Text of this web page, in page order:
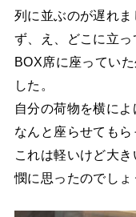
列に並ぶのが遅れ
ず、え、どこに立
BOX席に座ってい
した。
自分の荷物を横によ
なんと座らせてもら
これは軽いけど大
憫に思ったのでしょ